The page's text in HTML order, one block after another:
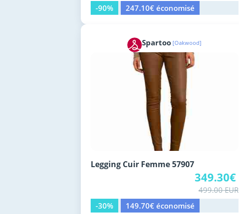
-90%
247.10€ économisé
Spartoo [Oakwood]
Legging Cuir Femme 57907
349.30€
499.00 EUR
-30%
149.70€ économisé